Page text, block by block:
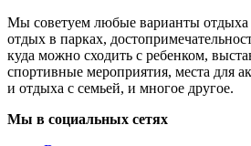
Мы советуем любые варианты
отдых в парках,
куда можно сходить с ребенком,
спортивные мероприятия, места для
и отдыха с семьей, и многое другое.
Мы в социальных сетях